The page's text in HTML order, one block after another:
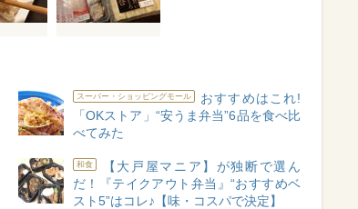
スーパー・ショッピングモール
おすすめはこれ!
「OKストア」“安うま弁当”6品を食べ比
べてみた
和食
【大戸屋マニア】が独断で選ん
だ！『テイクアウト弁当』“おすすめベ
スト5”はコレ♪【味・コスパで決定】